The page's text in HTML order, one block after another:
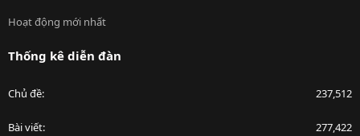
Hoạt động mới nhất
Thống kê diễn đàn
Chủ đề 237,512
Bài viết 277,422